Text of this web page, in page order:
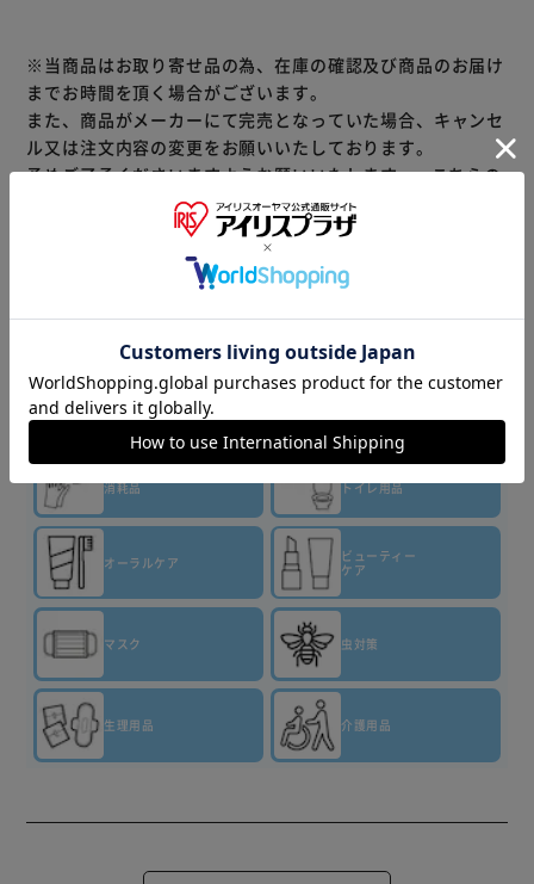
※当商品はお取り寄せ品の為、在庫の確認及び商品のお届け
までお時間を頂く場合がございます。
また、商品がメーカーにて完売となっていた場合、キャンセ
ル又は注文内容の変更をお願いいたしております。
予めご了承くださいますようお願いいたします。■こちらの
商品はアイリスプラザがセレクトしたオススメ商品です。
▼その他 商品はこちら▼
ティッシュ・
トイレット
ペーパー
消耗品
トイレ用品
オーラルケア
ビューティー
ケア
マスク 虫対策
生理用品 介護用品